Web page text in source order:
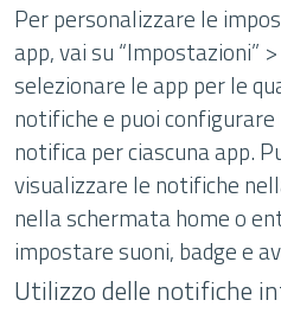
Per personalizzare le
app, vai su “Impostazioni”
selezionare le app per le
notifiche e puoi
notifica per ciascuna app.
visualizzare le notifiche
nella schermata home o
impostare suoni, badge e
Utilizzo delle notifiche